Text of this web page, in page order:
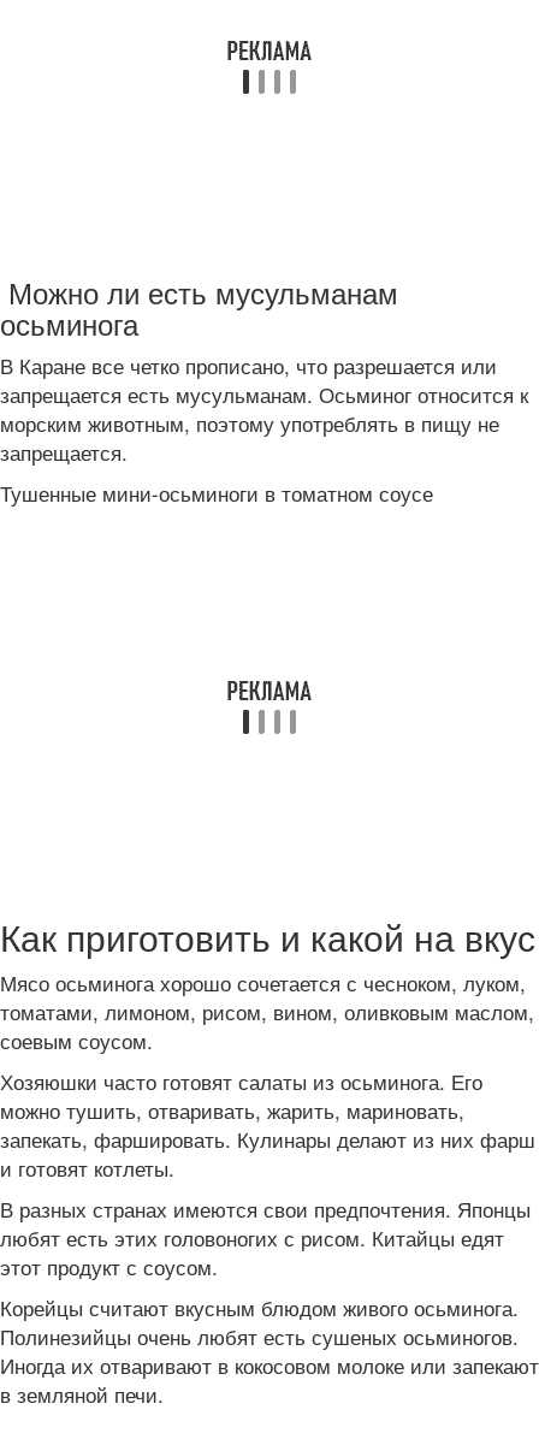
Можно ли есть мусульманам
осьминога
В Каране все четко прописано, что разрешается или
запрещается есть мусульманам. Осьминог относится к
морским животным, поэтому употреблять в пищу не
запрещается.
Тушенные мини-осьминоги в томатном соусе
Как приготовить и какой на вкус
Мясо осьминога хорошо сочетается с чесноком, луком,
томатами, лимоном, рисом, вином, оливковым маслом,
соевым соусом.
Хозяюшки часто готовят салаты из осьминога. Его
можно тушить, отваривать, жарить, мариновать,
запекать, фаршировать. Кулинары делают из них фарш
и готовят котлеты.
В разных странах имеются свои предпочтения. Японцы
любят есть этих головоногих с рисом. Китайцы едят
этот продукт с соусом.
Корейцы считают вкусным блюдом живого осьминога.
Полинезийцы очень любят есть сушеных осьминогов.
Иногда их отваривают в кокосовом молоке или запекают
в земляной печи.